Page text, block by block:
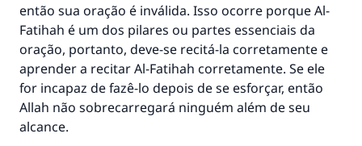
então sua oração é inválida. Isso ocorre porque Al-
Fatihah é um dos pilares ou partes essenciais da
oração, portanto, deve-se recitá-la corretamente e
aprender a recitar Al-Fatihah corretamente. Se ele
for incapaz de fazê-lo depois de se esforçar, então
Allah não sobrecarregará ninguém além de seu
alcance.